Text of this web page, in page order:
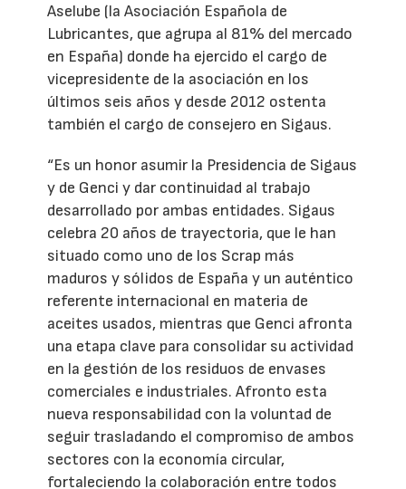
Aselube (la Asociación Española de
Lubricantes, que agrupa al 81% del mercado
en España) donde ha ejercido el cargo de
vicepresidente de la asociación en los
últimos seis años y desde 2012 ostenta
también el cargo de consejero en Sigaus.
“Es un honor asumir la Presidencia de Sigaus
y de Genci y dar continuidad al trabajo
desarrollado por ambas entidades. Sigaus
celebra 20 años de trayectoria, que le han
situado como uno de los Scrap más
maduros y sólidos de España y un auténtico
referente internacional en materia de
aceites usados, mientras que Genci afronta
una etapa clave para consolidar su actividad
en la gestión de los residuos de envases
comerciales e industriales. Afronto esta
nueva responsabilidad con la voluntad de
seguir trasladando el compromiso de ambos
sectores con la economía circular,
fortaleciendo la colaboración entre todos